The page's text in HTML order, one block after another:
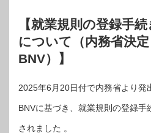
【就業規則の登録手
について（内務省決
BNV）】
2025年6月20日付で内務省より発
BNVに基づき、就業規則の登録
されました 。